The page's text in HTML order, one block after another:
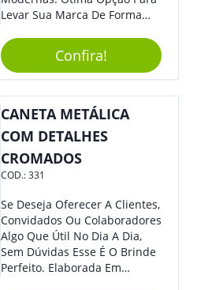
Levar Sua Marca De Forma
Sua Empresa Em Eventos,
Reuniões Corporativas Ou Até
Mesmo Para Presentear
Colaboradores E Parceiros De
Sua Empresa.
Confira!
CANETA METÁLICA
COM DETALHES
CROMADOS
COD.:331
Se Deseja Oferecer A Clientes,
Convidados Ou Colaboradores
Algo Que Útil No Dia A Dia,
Sem Dúvidas Esse É O Brinde
Perfeito. Elaborada Em